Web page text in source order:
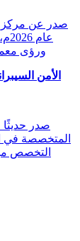
صدر عن مركز
ورؤى
الأمن
المتخصصة في
التخصص